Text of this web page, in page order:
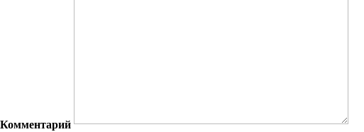
Комментарий